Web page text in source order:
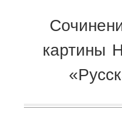
картины